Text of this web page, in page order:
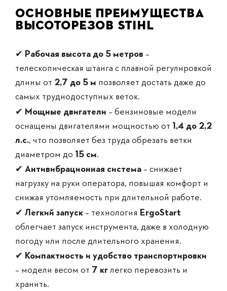
Основные преимущества
высоторезов STIHL
✔ Рабочая высота до 5 метров –
телескопическая штанга с плавной регулировкой
длины от 2,7 до 5 м позволяет достать даже до
самых труднодоступных веток.
✔ Мощные двигатели – бензиновые модели
оснащены двигателями мощностью от 1,4 до 2,2
л.с., что позволяет без труда обрезать ветки
диаметром до 15 см.
✔ Антивибрационная система – снижает
нагрузку на руки оператора, повышая комфорт и
снижая утомляемость при длительной работе.
✔ Легкий запуск – технология ErgoStart
облегчает запуск инструмента, даже в холодную
погоду или после длительного хранения.
✔ Компактность и удобство транспортировки
– модели весом от 7 кглегко перевозить и
хранить.